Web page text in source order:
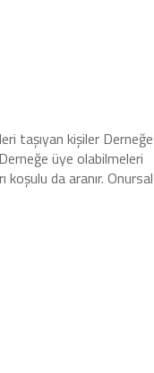
taşıyan kişiler Derneğe
üye olabilmeleri
da aranır. Onursal